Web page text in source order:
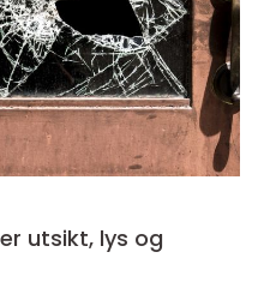
utsikt, lys og